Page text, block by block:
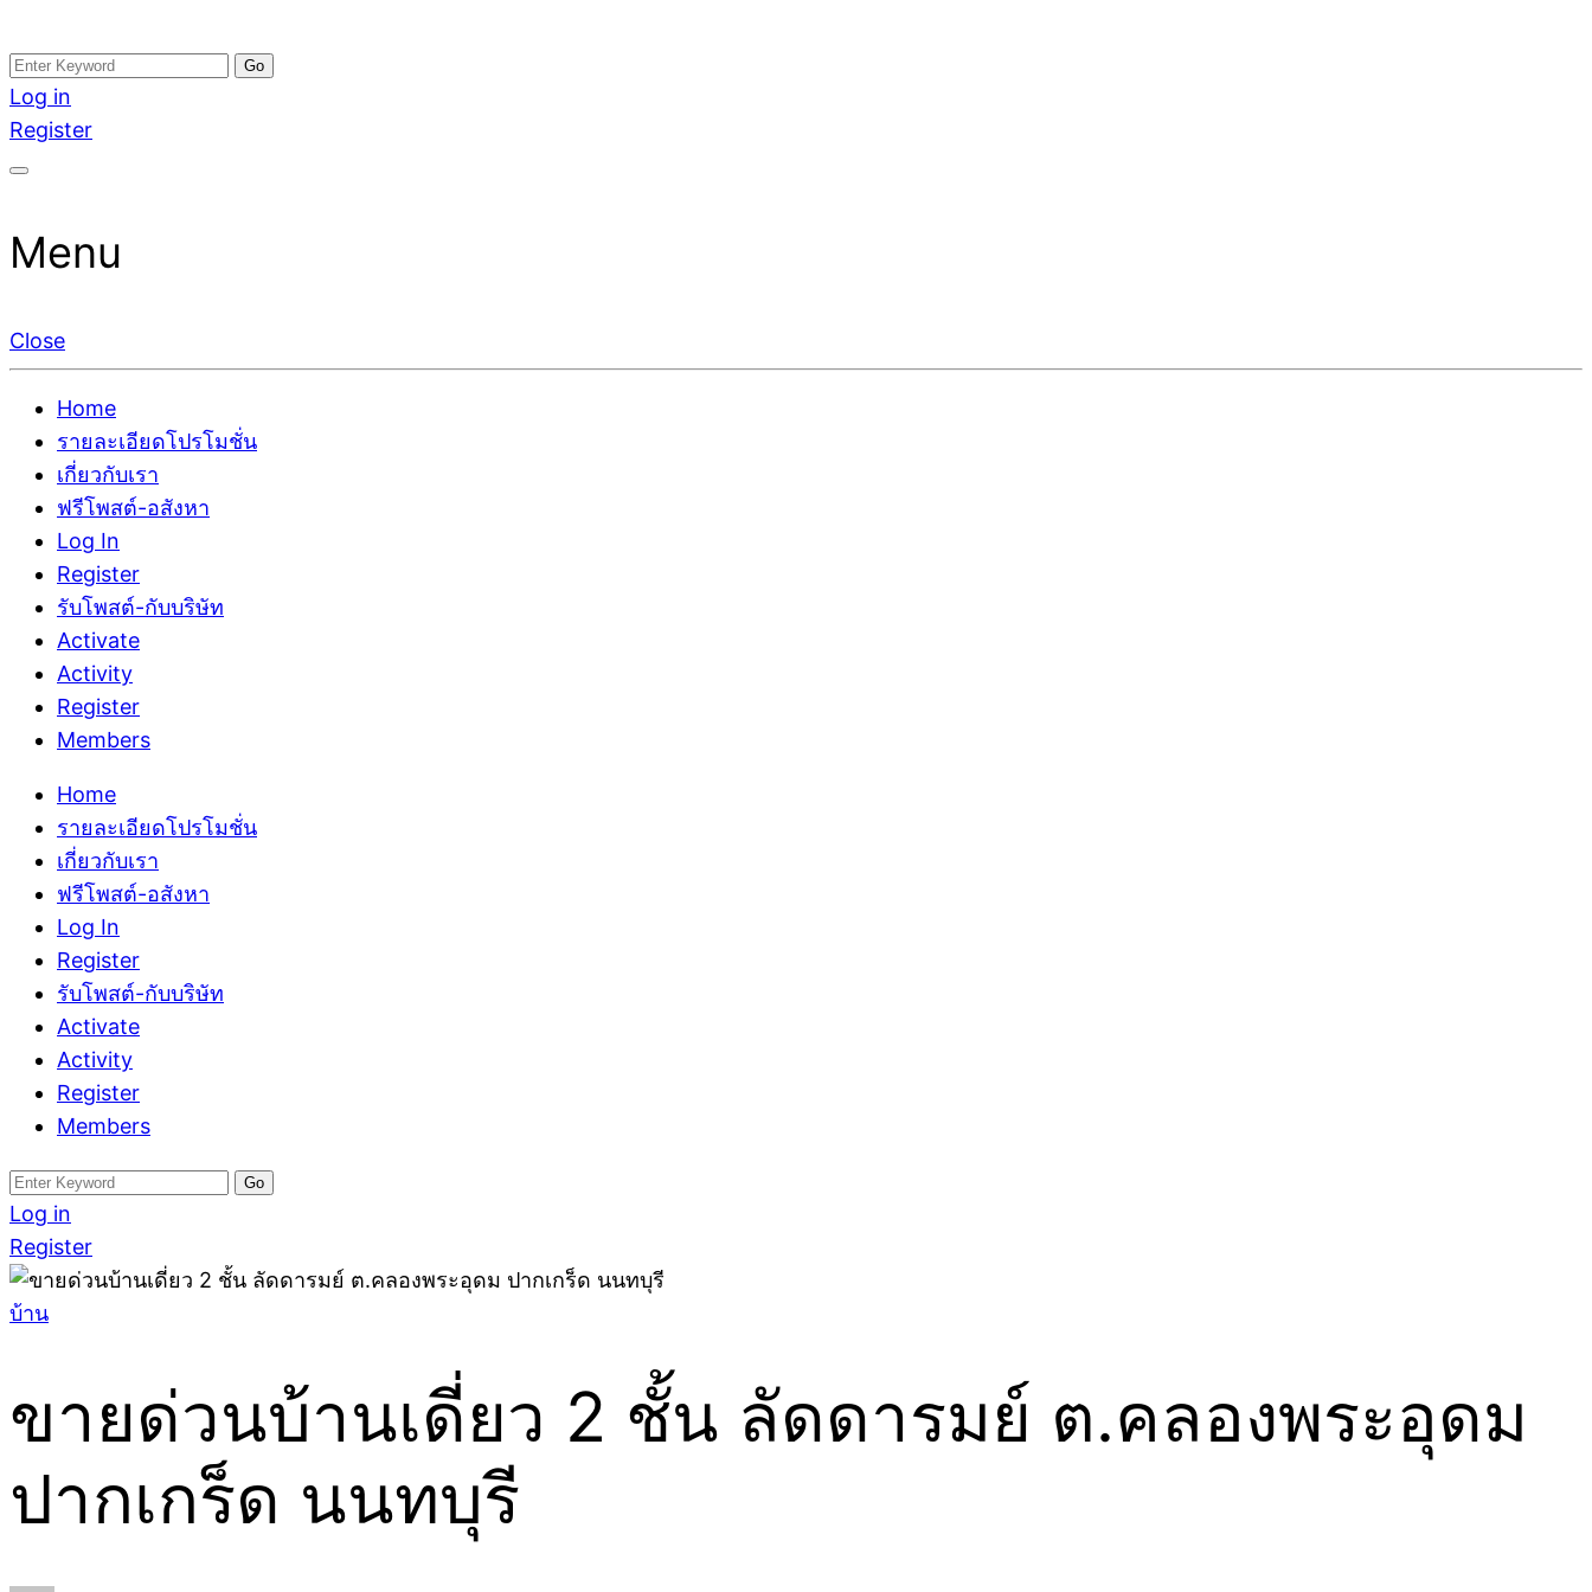
Skip
to
content
อสังหาโพสต์ รีวิวเยอะ รับจ้างโพสต์ขายบ้าน รับจ้างโพสต์อสังหา แตกต่างอย่างตั้งใจ รับรองผล อันดับ1 การโพสต์ขายอสังหา กับทีมงานบริษัท บ้าน ที่ดิน คอนโด
ติดGoogleหน้าแรกได้จริงๆ ใน 7 วัน
รับจ้างโพสอสังหา ขายบ้าน อสังหาโพสต์ เชื่อถือได้จริง รับโพสต์ ที่ดิน กับทีมงานบริษัท ถูกและดีที่สุด ไม่มีค่านายหน้า ขายได้จริงๆ ช่วยสร้างโอกาสในการขายได้มากกว่า ที่
เดียว ที่กล้าการันตีผลงาน ประสบการณ์กว่า20ปี ทีมงานมืออาชีพ ช่วยคุณขายบ้านมานาน ตัวจริง
Search
for:
Log in
Register
Menu
Close
Home
รายละเอียดโปรโมชั่น
เกี่ยวกับเรา
ฟรีโพสต์-อสังหา
Log In
Register
รับโพสต์-กับบริษัท
Activate
Activity
Register
Members
Home
รายละเอียดโปรโมชั่น
เกี่ยวกับเรา
ฟรีโพสต์-อสังหา
Log In
Register
รับโพสต์-กับบริษัท
Activate
Activity
Register
Members
Search
for:
Log in
Register
บ้าน
ขายด่วนบ้านเดี่ยว 2 ชั้น ลัดดารมย์ ต.คลองพระอุดม
ปากเกร็ด นนทบุรี